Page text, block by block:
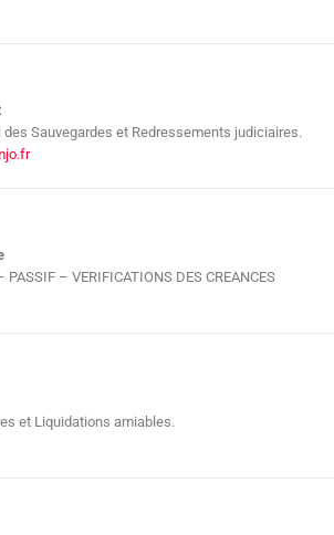
Sauvegardes et Redressements judiciaires.
PASSIF – VERIFICATIONS DES CREANCES
et Liquidations amiables.